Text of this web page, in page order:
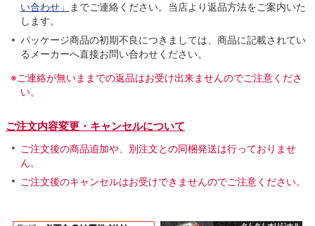
い合わせ」 までご連絡ください。当店より返品方法をご案内いた
します。
パッケージ商品の初期不良につきましては、商品に記載されてい
るメーカーへ直接お問い合わせください。
※ご連絡が無いままでの返品はお受け出来ませんのでご注意くださ
い。
ご注文内容変更・キャンセルについて
ご注文後の商品追加や、別注文との同梱発送は行っておりませ
ん。
ご注文後のキャンセルはお受けできませんのでご注意ください。